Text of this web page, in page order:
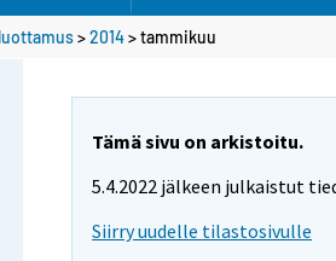
>2014>tammikuu
Tämä sivu on arkistoitu.
5.4.2022 jälkeen julkaistut
Siirry uudelle tilastosivulle